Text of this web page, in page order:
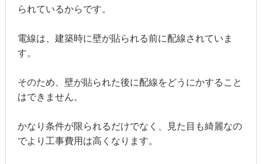
られているからです。
電線は、建築時に壁が貼られる前に配線されていま
す。
そのため、壁が貼られた後に配線をどうにかすること
はできません。
かなり条件が限られるだけでなく、見た目も綺麗なの
でより工事費用は高くなります。